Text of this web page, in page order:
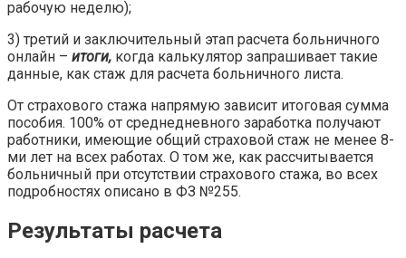
рабочую неделю);
3)​ третий и заключительный этап расчета больничного
онлайн – итоги, когда калькулятор запрашивает такие
данные, как стаж для расчета больничного листа.
От страхового стажа напрямую зависит итоговая сумма
пособия. 100% от среднедневного заработка получают
работники, имеющие общий страховой стаж не менее 8-
ми лет на всех работах. О том же, как рассчитывается
больничный при отсутствии страхового стажа, во всех
подробностях описано в ФЗ №255.
Результаты расчета